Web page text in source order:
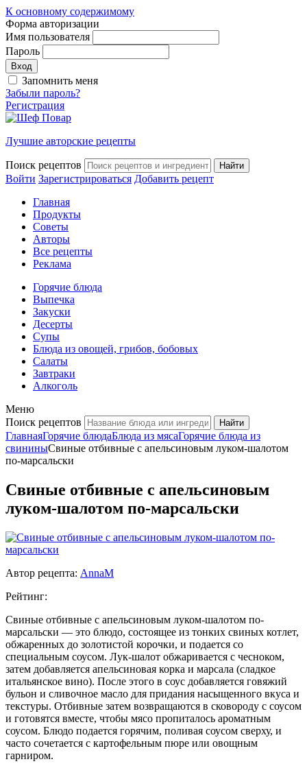
К основному содержимому
Форма авторизации
Имя пользователя
Пароль
Запомнить меня
Забыли пароль?
Регистрация
Лучшие авторские рецепты
Поиск рецептов
Войти Зарегистрироваться Добавить рецепт
Главная
Продукты
Советы
Авторы
Все рецепты
Реклама
Горячие блюда
Выпечка
Закуски
Десерты
Супы
Блюда из овощей, грибов, бобовых
Салаты
Завтраки
Алкоголь
Меню
Поиск рецептов
ГлавнаяГорячие блюдаБлюда из мясаГорячие блюда из
свининыСвиные отбивные с апельсиновым луком-шалотом
по-марсальски
Свиные отбивные с апельсиновым
луком-шалотом по-марсальски
Автор рецепта: AnnaM
Рейтинг:
Свиные отбивные с апельсиновым луком-шалотом по-
марсальски — это блюдо, состоящее из тонких свиных котлет,
обжаренных до золотистой корочки, и подается со
специальным соусом. Лук-шалот обжаривается с чесноком,
затем добавляется апельсиновая корка и марсала (сладкое
итальянское вино). После этого в соус добавляется говяжий
бульон и сливочное масло для придания насыщенного вкуса и
текстуры. Отбивные затем возвращаются в сковороду с соусом
и готовятся вместе, чтобы мясо пропиталось ароматным
соусом. Блюдо подается горячим, поливая соусом сверху, и
часто сочетается с картофельным пюре или овощным
гарниром.